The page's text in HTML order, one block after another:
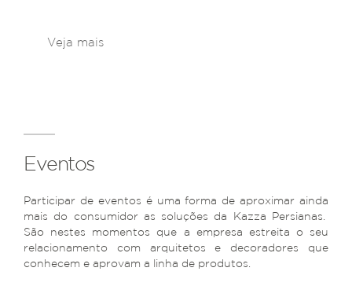
Veja mais
Eventos
Participar de eventos é uma forma de aproximar ainda
mais do consumidor as soluções da Kazza Persianas.
São nestes momentos que a empresa estreita o seu
relacionamento com arquitetos e decoradores que
conhecem e aprovam a linha de produtos.